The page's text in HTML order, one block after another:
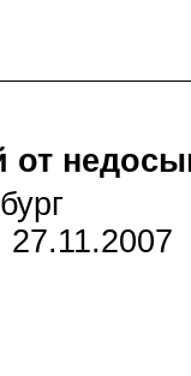
от
27.11.2007